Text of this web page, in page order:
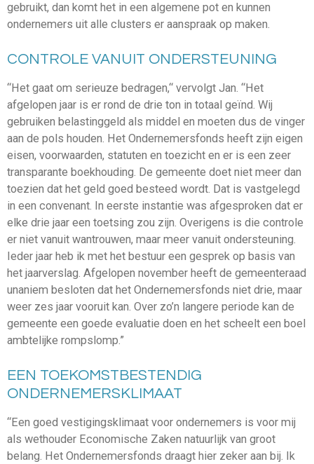
gebruikt, dan komt het in een algemene pot en kunnen
ondernemers uit alle clusters er aanspraak op maken.
CONTROLE VANUIT ONDERSTEUNING
“Het gaat om serieuze bedragen,“ vervolgt Jan. “Het
afgelopen jaar is er rond de drie ton in totaal geïnd. Wij
gebruiken belastinggeld als middel en moeten dus de vinger
aan de pols houden. Het Ondernemersfonds heeft zijn eigen
eisen, voorwaarden, statuten en toezicht en er is een zeer
transparante boekhouding. De gemeente doet niet meer dan
toezien dat het geld goed besteed wordt. Dat is vastgelegd
in een convenant. In eerste instantie was afgesproken dat er
elke drie jaar een toetsing zou zijn. Overigens is die controle
er niet vanuit wantrouwen, maar meer vanuit ondersteuning.
Ieder jaar heb ik met het bestuur een gesprek op basis van
het jaarverslag. Afgelopen november heeft de gemeenteraad
unaniem besloten dat het Ondernemersfonds niet drie, maar
weer zes jaar vooruit kan. Over zo’n langere periode kan de
gemeente een goede evaluatie doen en het scheelt een boel
ambtelijke rompslomp.”
EEN TOEKOMSTBESTENDIG
ONDERNEMERSKLIMAAT
“Een goed vestigingsklimaat voor ondernemers is voor mij
als wethouder Economische Zaken natuurlijk van groot
belang. Het Ondernemersfonds draagt hier zeker aan bij. Ik